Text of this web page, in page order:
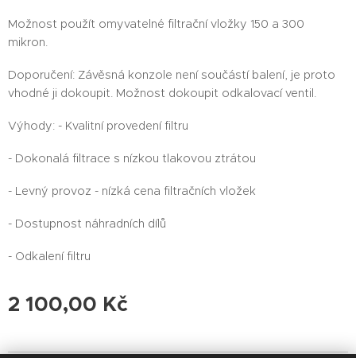
Možnost použít omyvatelné filtrační vložky 150 a 300
mikron.
Doporučení: Závěsná konzole není součástí balení, je proto
vhodné ji dokoupit. Možnost dokoupit odkalovací ventil.
Výhody: - Kvalitní provedení filtru
- Dokonalá filtrace s nízkou tlakovou ztrátou
- Levný provoz - nízká cena filtračních vložek
- Dostupnost náhradních dílů
- Odkalení filtru
2 100,00 Kč